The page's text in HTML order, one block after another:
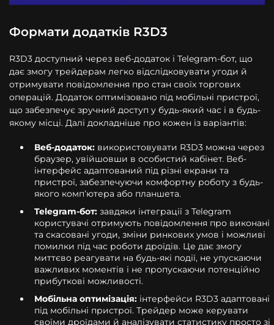
Формати додатків R3D3
R3D3 доступний через веб-додаток і Telegram-бот, що
дає змогу трейдерам легко відслідковувати угоди й
отримувати повідомлення про стан своїх торгових
операцій. Додаток оптимізовано під мобільні пристрої,
що забезпечує зручний доступ у будь-який час і в будь-
якому місці. Далі докладніше про кожен із варіантів:
Веб-додаток: використовувати R3D3 можна через
браузер, увійшовши в особистий кабінет. Веб-
інтерфейс адаптований під різні екрани та
пристрої, забезпечуючи комфортну роботу з будь-
якого комп’ютера або планшета.
Telegram-бот: завдяки інтеграції з Telegram
користувачі отримують повідомлення про виконані
та скасовані угоди, зміни ринкових умов і можливі
помилки під час роботи дроїдів. Це дає змогу
миттєво реагувати на будь-які події, не упускаючи
важливих моментів і не пропускаючи потенційно
прибуткові можливості.
Мобільна оптимізація: інтерфейси R3D3 адаптовані
під мобільні пристрої. Трейдер може керувати
своїми дроїдами й аналізувати статистику просто зі